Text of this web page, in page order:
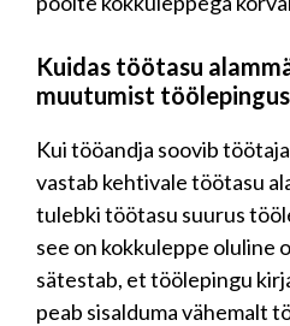
Kuidas töötasu
muutumist
Kui tööandja soovib
vastab kehtivale töötasu
tulebki töötasu suurus
see on kokkuleppe oluline
sätestab, et töölepingu
peab sisalduma vähemalt